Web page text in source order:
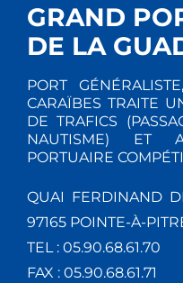
GRAND
DE LA
PORT
CARAÏBES TRAITE
DE TRAFICS
NAUTISME) ET
PORTUAIRE
QUAI FERDINAND
97165 POINTE-À-
TEL : 05.90.68.61.70
FAX : 05.90.68.61.71